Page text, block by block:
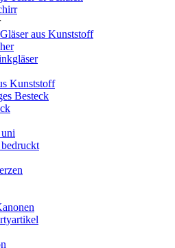
aus Kunststoff
Kunststoff
Besteck